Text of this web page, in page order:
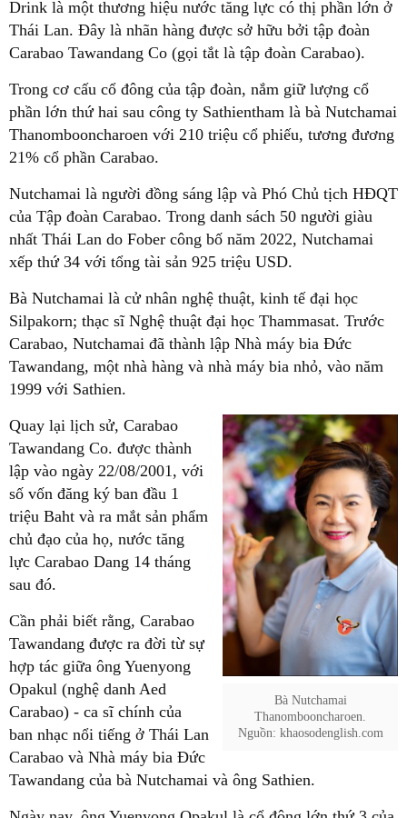
Drink là một thương hiệu nước tăng lực có thị phần lớn ở
Thái Lan. Đây là nhãn hàng được sở hữu bởi tập đoàn
Carabao Tawandang Co (gọi tắt là tập đoàn Carabao).
Trong cơ cấu cổ đông của tập đoàn, nắm giữ lượng cổ
phần lớn thứ hai sau công ty Sathientham là bà Nutchamai
Thanombooncharoen với 210 triệu cổ phiếu, tương đương
21% cổ phần Carabao.
Nutchamai là người đồng sáng lập và Phó Chủ tịch HĐQT
của Tập đoàn Carabao. Trong danh sách 50 người giàu
nhất Thái Lan do Fober công bố năm 2022, Nutchamai
xếp thứ 34 với tổng tài sản 925 triệu USD.
Bà Nutchamai là cử nhân nghệ thuật, kinh tế đại học
Silpakorn; thạc sĩ Nghệ thuật đại học Thammasat. Trước
Carabao, Nutchamai đã thành lập Nhà máy bia Đức
Tawandang, một nhà hàng và nhà máy bia nhỏ, vào năm
1999 với Sathien.
Bà Nutchamai
Thanombooncharoen.
Nguồn: khaosodenglish.com
Quay lại lịch sử, Carabao
Tawandang Co. được thành
lập vào ngày 22/08/2001, với
số vốn đăng ký ban đầu 1
triệu Baht và ra mắt sản phẩm
chủ đạo của họ, nước tăng
lực Carabao Dang 14 tháng
sau đó.
Cần phải biết rằng, Carabao
Tawandang được ra đời từ sự
hợp tác giữa ông Yuenyong
Opakul (nghệ danh Aed
Carabao) - ca sĩ chính của
ban nhạc nổi tiếng ở Thái Lan
Carabao và Nhà máy bia Đức
Tawandang của bà Nutchamai và ông Sathien.